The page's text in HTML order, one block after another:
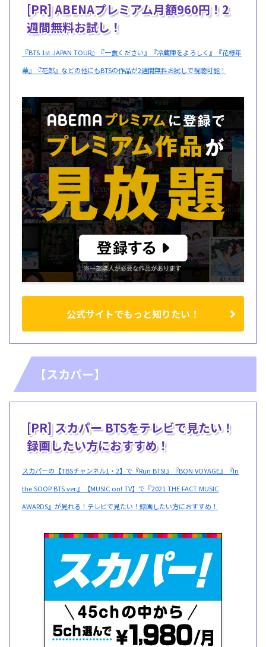
[PR] ABENAプレミアム月額960円！2
週間無料お試し！
『BTS 1st JAPAN TOUR』『一食ください』『冷蔵庫をよろしく』『花様年
華』『花郎』などの他にもBTSの作品が2週間無料お試しで視聴可能！
公式サイトでもっと知りたい！
【スカパー】
[PR] スカパー BTSをテレビで見たい！
録画したい方におすすめ！
スカパーの【TBSチャンネル1・2】で『Run BTS!』『BON VOYAGE』『In
the SOOP BTS ver.』【MUSIC on! TV】で『2021 THE FACT MUSIC
AWARDS』が見れる！テレビで見たい！録画したい方におすすめ！